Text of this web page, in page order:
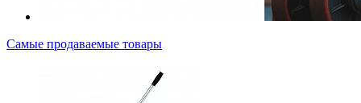
Самые продаваемые товары